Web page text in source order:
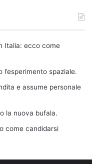
Italia: ecco come
spaziale.
e assume personale
la nuova bufala.
come candidarsi